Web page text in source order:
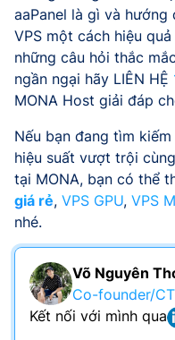
aaPanel là gì và hướng
VPS một cách hiệu
những câu hỏi thắc
ngần ngại hãy LIÊN HỆ
MONA Host giải đáp
Nếu bạn đang tìm
hiệu suất vượt trội
tại MONA, bạn có thể
giá rẻ, VPS GPU, VPS
nhé.
Võ Nguyên
Co-founder/
Kết nối với mình qua